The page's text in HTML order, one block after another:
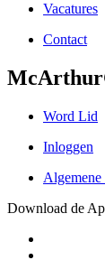
Vacatures
Contact
Word Lid
Inloggen
Algemene
Download de